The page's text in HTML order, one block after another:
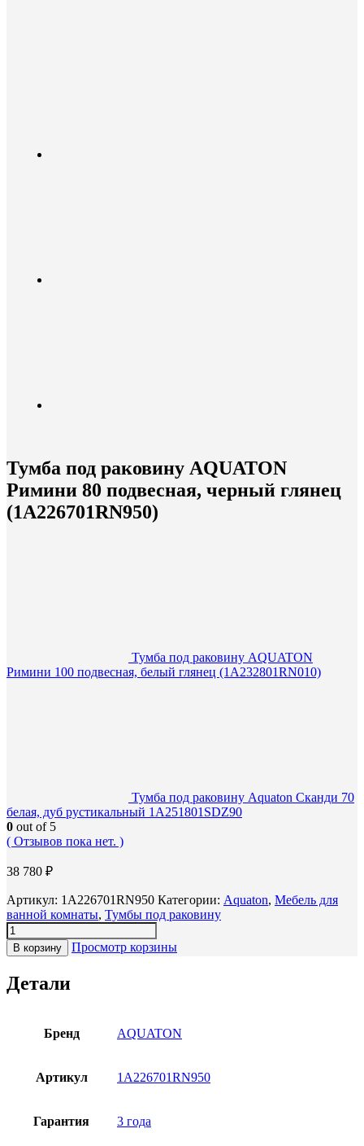
Тумба под раковину AQUATON
Римини 80 подвесная, черный глянец
(1A226701RN950)
Тумба под раковину AQUATON
Римини 100 подвесная, белый глянец (1A232801RN010)
Тумба под раковину Aquaton Сканди 70
белая, дуб рустикальный 1A251801SDZ90
0 out of 5
( Отзывов пока нет. )
38 780 ₽
Артикул: 1A226701RN950 Категории: Aquaton, Мебель для
ванной комнаты, Тумбы под раковину
В корзину Просмотр корзины
Детали
Бренд AQUATON
Артикул 1A226701RN950
Гарантия 3 года